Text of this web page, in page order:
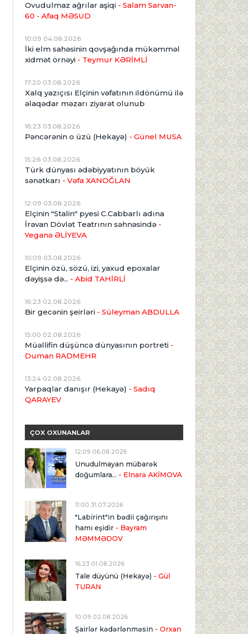
Ovudulmaz ağrılar aşiqi - Salam Sarvan-
60 - Afaq MƏSUD
10:09 04.08.2026
İki elm sahəsinin qovşağında mükəmməl
xidmət örnəyi - Teymur KƏRİMLİ
17:20 03.08.2026
Xalq yazıçısı Elçinin vəfatının ildönümü ilə
əlaqədar məzarı ziyarət olunub
16:23 03.08.2026
Pəncərənin o üzü (Hekayə) - Günel MUSA
15:26 03.08.2026
Türk dünyası ədəbiyyatının böyük
sənətkarı - Vəfa XANOĞLAN
12:09 03.08.2026
Elçinin "Stalin" pyesi C.Cabbarlı adına
İrəvan Dövlət Teatrının səhnəsində -
Yeganə ƏLİYEVA
10:09 03.08.2026
Elçinin özü, sözü, izi, yaxud epoxalar
dəyişsə də... - Abid TAHİRLİ
16:23 02.08.2026
Bir gecənin şeirləri - Süleyman ABDULLA
15:00 02.08.2026
Müəllifin düşüncə dünyasının portreti -
Duman RADMEHR
13:24 02.08.2026
Yarpaqlar danışır (Hekayə) - Sadıq
QARAYEV
ÇOX OXUNANLAR
12:09 06.08.2026
Unudulmayan mübarək
doğumlara... - Elnarə AKİMOVA
11:00 31.07.2026
"Labirint"in bədii çağırışını
hamı eşidir - Bayram
MƏMMƏDOV
16:23 01.08.2026
Tale düyünü (Hekayə) - Gül
TURAN
10:09 02.08.2026
Şairlər kədərlənməsin - Orxan